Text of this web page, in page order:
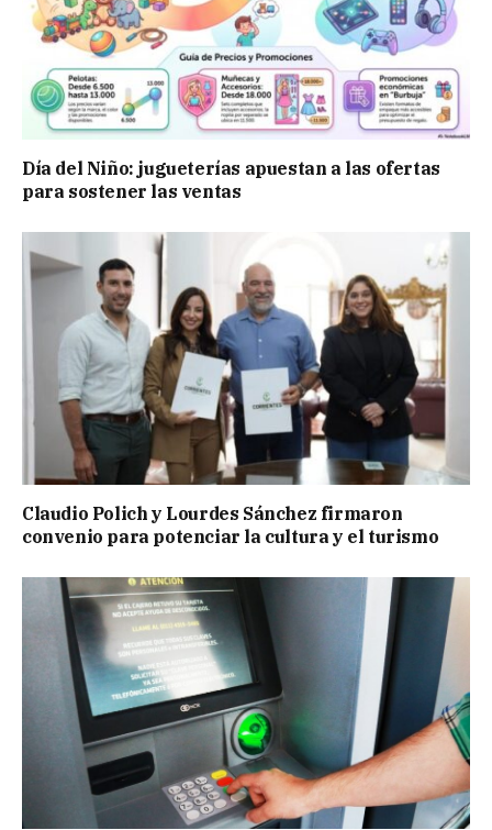
Día del Niño: jugueterías apuestan a las ofertas
para sostener las ventas
Claudio Polich y Lourdes Sánchez firmaron
convenio para potenciar la cultura y el turismo